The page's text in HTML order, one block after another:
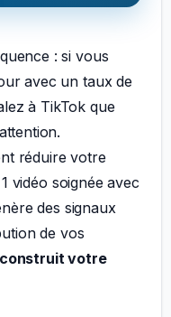
: si vous
avec un taux de
à TikTok que
réduire votre
vidéo soignée avec
des signaux
de vos
votre